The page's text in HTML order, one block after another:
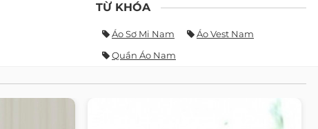
TỪ KHÓA
Áo Sơ Mi Nam
Áo Vest Nam
Quần Áo Nam